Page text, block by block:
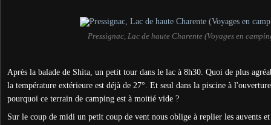
Pressignac, Lac de haute Charente (Voyages en
Après la balade de Shita, un petit tour dans le lac à 8h30. Quoi de plus
la température extérieure est déjà de 27°. Et seul dans la piscine à
pourquoi ce terrain de camping est à moitié vide ?
Sur le coup de midi un petit coup de vent nous oblige à replier les auvents